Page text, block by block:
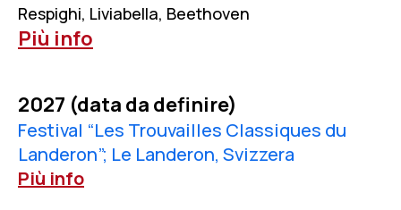
Respighi, Liviabella, Beethoven
Più info
2027 (data da definire)
Festival “Les Trouvailles Classiques du
Landeron”; Le Landeron, Svizzera
Più info